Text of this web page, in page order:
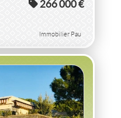
266 000 €
Immobilier Pau
- PARKING GARD
Cour30m2)